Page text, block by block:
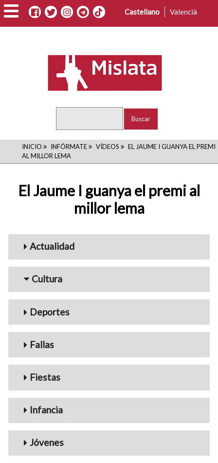
Pasar
al
contenido
Castellano Valencià
RUTA
DE
NAVEGACIÓN
INICIO INFÓRMATE VÍDEOS
EL JAUME I GUANYA EL PREMI
AL MILLOR LEMA
El Jaume I guanya el premi al
millor lema
Menu_Videos
Actualidad
Cultura
Deportes
Fallas
Fiestas
Infancia
Jóvenes